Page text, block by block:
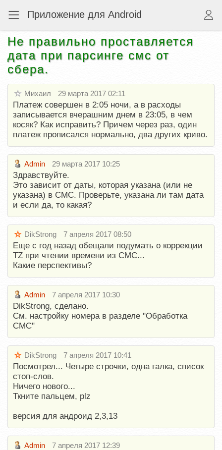
Приложение для Android
Не правильно проставляется
дата при парсинге смс от
сбера.
Михаил 29 марта 2017 02:11
Платеж совершен в 2:05 ночи, а в расходы
записывается вчерашним днем в 23:05, в чем
косяк? Как исправить? Причем через раз, один
платеж прописался нормально, два других криво.
Admin 29 марта 2017 10:25
Здравствуйте.
Это зависит от даты, которая указана (или не
указана) в СМС. Проверьте, указана ли там дата
и если да, то какая?
DikStrong 7 апреля 2017 08:50
Еще с год назад обещали подумать о коррекции
TZ при чтении времени из СМС...
Какие перспективы?
Admin 7 апреля 2017 10:30
DikStrong, сделано.
См. настройку номера в разделе "Обработка
СМС"
DikStrong 7 апреля 2017 10:41
Посмотрел... Четыре строчки, одна галка, список
стоп-слов.
Ничего нового...
Ткните пальцем, plz
версия для андроид 2,3,13
Admin 7 апреля 2017 12:39